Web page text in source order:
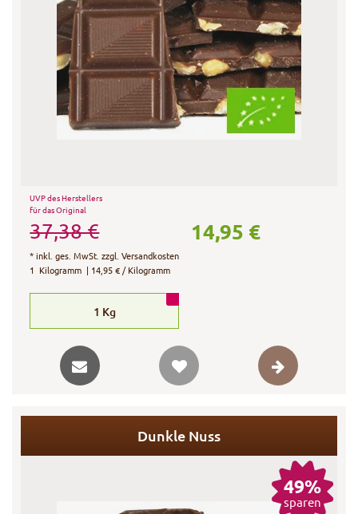
UVP des Herstellers
für das Original
37,38 € 14,95 €
*inkl. ges. MwSt. zzgl.Versandkosten
1 Kilogramm | 14,95 € / Kilogramm
1 Kg
Dunkle Nuss
49%
sparen